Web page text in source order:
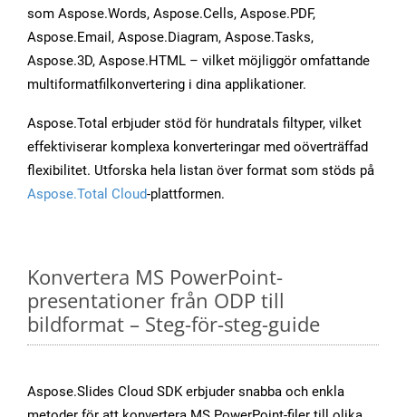
som Aspose.Words, Aspose.Cells, Aspose.PDF,
Aspose.Email, Aspose.Diagram, Aspose.Tasks,
Aspose.3D, Aspose.HTML – vilket möjliggör omfattande
multiformatfilkonvertering i dina applikationer.
Aspose.Total erbjuder stöd för hundratals filtyper, vilket
effektiviserar komplexa konverteringar med oöverträffad
flexibilitet. Utforska hela listan över format som stöds på
Aspose.Total Cloud-plattformen.
Konvertera MS PowerPoint-
presentationer från ODP till
bildformat – Steg-för-steg-guide
Aspose.Slides Cloud SDK erbjuder snabba och enkla